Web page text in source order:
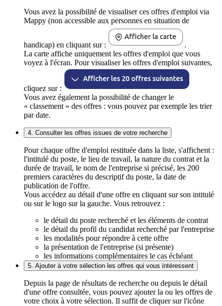
Vous avez la possibilité de visualiser ces offres d'emploi via
Mappy (non accessible aux personnes en situation de
handicap) en cliquant sur :
.
La carte affiche uniquement les offres d'emploi que vous
voyez à l'écran. Pour visualiser les offres d'emploi suivantes,
cliquez sur :
Vous avez également la possibilité de changer le
« classement » des offres : vous pouvez par exemple les trier
par date.
4. Consulter les offres issues de votre recherche
Pour chaque offre d'emploi restituée dans la liste, s'affichent :
l'intitulé du poste, le lieu de travail, la nature du contrat et la
durée de travail, le nom de l'entreprise si précisé, les 200
premiers caractères du descriptif du poste, la date de
publication de l'offre.
Vous accédez au détail d'une offre en cliquant sur son intitulé
ou sur le logo sur la gauche. Vous retrouvez :
le détail du poste recherché et les éléments de contrat
le détail du profil du candidat recherché par l'entreprise
les modalités pour répondre à cette offre
la présentation de l'entreprise (si présente)
les informations complémentaires le cas échéant
5. Ajouter à votre sélection les offres qui vous intéressent
Depuis la page de résultats de recherche ou depuis le détail
d'une offre consultée, vous pouvez ajouter la ou les offres de
votre choix à votre sélection. Il suffit de cliquer sur l'icône